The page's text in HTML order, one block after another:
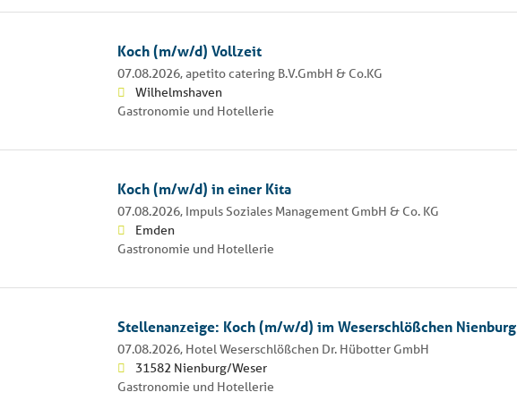
Koch (m/w/d) Vollzeit
07.08.2026,apetito catering B.V.GmbH & Co.KG
Wilhelmshaven
Gastronomie und Hotellerie
Koch (m/w/d) in einer Kita
07.08.2026, Impuls Soziales Management GmbH & Co. KG
Emden
Gastronomie und Hotellerie
Stellenanzeige: Koch (m/w/d) im Weserschlößchen Nienburg
07.08.2026, Hotel Weserschlößchen Dr. Hübotter GmbH
31582 Nienburg/Weser
Gastronomie und Hotellerie